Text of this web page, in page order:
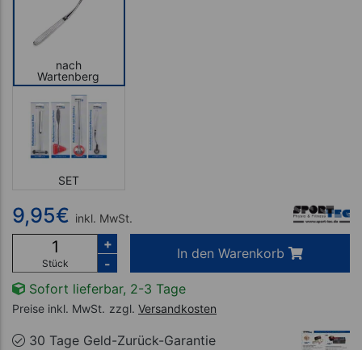
nach
Wartenberg
SET
9,95€ inkl. MwSt.
Stück
+
-
In den Warenkorb
Sofort lieferbar, 2-3 Tage
Preise inkl. MwSt. zzgl. Versandkosten
30 Tage Geld-Zurück-Garantie